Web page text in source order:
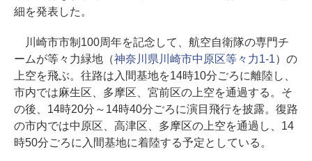
細を発表した。
川崎市市制100周年を記念して、航空自衛隊の専門チ
ームが等々力緑地（神奈川県川崎市中原区等々力1-1）の
上空を飛ぶ。往路は入間基地を14時10分ごろに離陸し、
市内では麻生区、多摩区、宮前区の上空を通過する。そ
の後、14時20分～14時40分ごろに演目飛行を披露。復路
の市内では中原区、高津区、多摩区の上空を通過し、14
時50分ごろに入間基地に着陸する予定としている。